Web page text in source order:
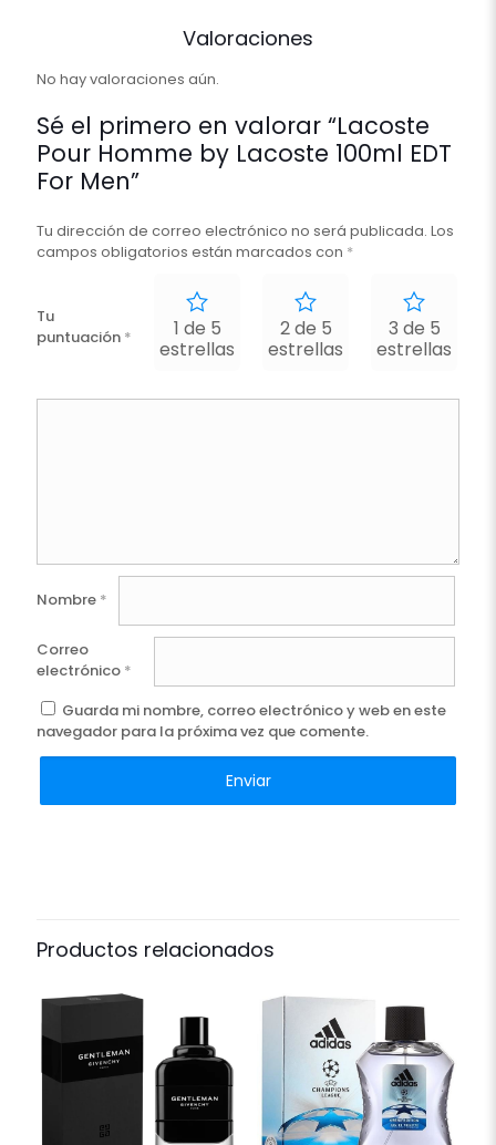
Valoraciones
No hay valoraciones aún.
Sé el primero en valorar “Lacoste
Pour Homme by Lacoste 100ml EDT
For Men”
Tu dirección de correo electrónico no será publicada. Los
campos obligatorios están marcados con *
Tu
puntuación *
1 de 5
estrellas
2 de 5
estrellas
3 de 5
estrellas
Nombre *
Correo
electrónico *
Guarda mi nombre, correo electrónico y web en este
navegador para la próxima vez que comente.
Productos relacionados